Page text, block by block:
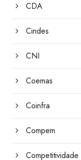
CDA
Cindes
CNI
Coemas
Coinfra
Compem
Competitividade